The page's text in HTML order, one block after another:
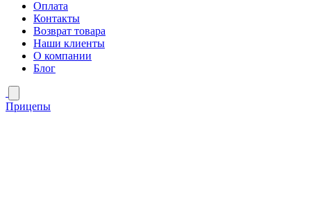
Оплата
Контакты
Возврат товара
Наши клиенты
О компании
Блог
Прицепы